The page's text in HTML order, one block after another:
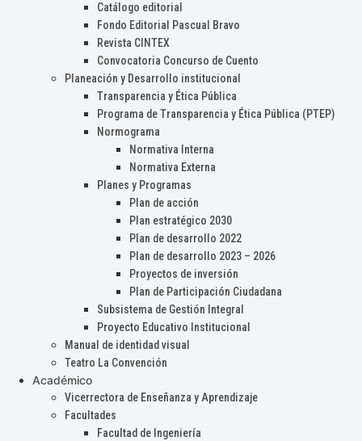
Catálogo editorial
Fondo Editorial Pascual Bravo
Revista CINTEX
Convocatoria Concurso de Cuento
Planeación y Desarrollo institucional
Transparencia y Ética Pública
Programa de Transparencia y Ética Pública (PTEP)
Normograma
Normativa Interna
Normativa Externa
Planes y Programas
Plan de acción
Plan estratégico 2030
Plan de desarrollo 2022
Plan de desarrollo 2023 – 2026
Proyectos de inversión
Plan de Participación Ciudadana
Subsistema de Gestión Integral
Proyecto Educativo Institucional
Manual de identidad visual
Teatro La Convención
Académico
Vicerrectora de Enseñanza y Aprendizaje
Facultades
Facultad de Ingeniería